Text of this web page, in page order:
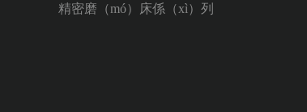
精密磨（mó）床係（xì）列